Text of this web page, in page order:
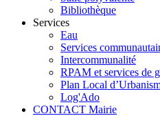
Bibliothèque
Services
Eau
Services
Intercommunalité
RPAM et services de
Plan Local
Log'Ado
CONTACT Mairie